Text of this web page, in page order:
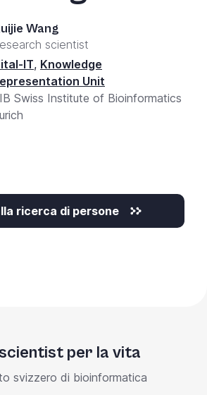
Wang
scientist
IT, Knowledge
Unit
Swiss Institute of Bioinformatics
ricerca di persone
per la vita
svizzero di bioinformatica